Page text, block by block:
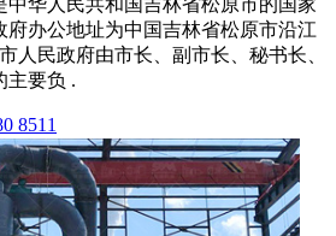
府办公地址为中国吉林省松原市沿江
人民政府由市长、副市长、秘书长、
主要负 .
8511